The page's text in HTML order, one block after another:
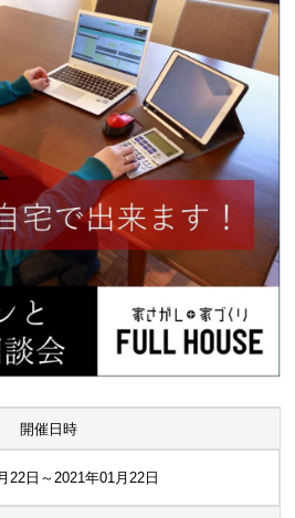
開催日時
22日～2021年01月22日